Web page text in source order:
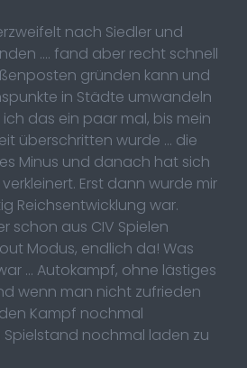
nach Siedler und
.... fand aber recht schnell
gründen kann und
in Städte umwandeln
das ein paar mal, bis mein
überschritten wurde ... die
Minus und danach hat sich
Erst dann wurde mir
Reichsentwicklung war.
schon aus CIV Spielen
Modus, endlich da! Was
... Autokampf, ohne lästiges
wenn man nicht zufrieden
Kampf nochmal
nochmal laden zu